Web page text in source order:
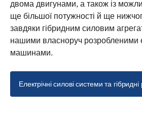
двома двигунами, а також із
ще більшої потужності й ще
завдяки гібридним силовим
нашими власноруч розробленими
машинами.
Електрічні силові системи та